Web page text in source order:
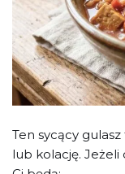
Ten sycący
lub kolację.